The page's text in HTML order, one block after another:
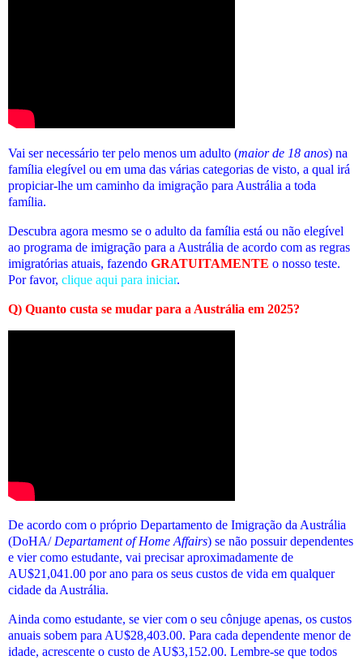
Vai ser necessário ter pelo menos um adulto (maior de 18 anos) na
família elegível ou em uma das várias categorias de visto, a qual irá
propiciar-lhe um caminho da imigração para Austrália a toda
família.
Descubra agora mesmo se o adulto da família está ou não elegível
ao programa de imigração para a Austrália de acordo com as regras
imigratórias atuais, fazendo GRATUITAMENTE o nosso teste.
Por favor, clique aqui para iniciar.
Q) Quanto custa se mudar para a Austrália em 2025?
De acordo com o próprio Departamento de Imigração da Austrália
(DoHA/Departament of Home Affairs) se não possuir dependentes
e vier como estudante, vai precisar aproximadamente de
AU$21,041.00 por ano para os seus custos de vida em qualquer
cidade da Austrália.
Ainda como estudante, se vier com o seu cônjuge apenas, os custos
anuais sobem para AU$28,403.00. Para cada dependente menor de
idade, acrescente o custo de AU$3,152.00. Lembre-se que todos